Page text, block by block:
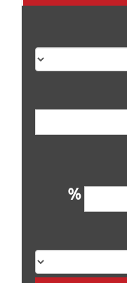
%